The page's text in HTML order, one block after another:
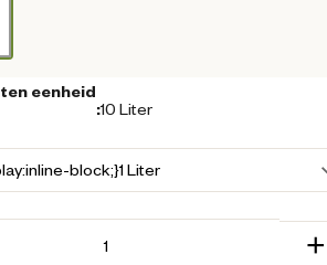
eenheid
:10 Liter
+